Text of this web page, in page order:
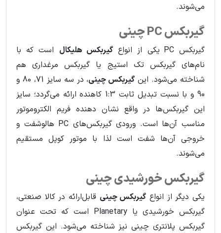
می‌شوند.
گیربکس PC چینی
گیربکس PC یکی از انواعگیربکس هلیکال است که با
نام‌های گیربکس تک استیج یا گیربکس مرغداری هم
شناخته می‌شود. این گیربکس‌ چینی
، در سه سایز 71، 80 و
90 و با نسبت تبدیل ثابت 1:3 کاهنده ارائه می‌گردد؛ سایز
این گیربکس‌ها در واقع نشان دهنده فریم الکتروموتور
مناسب آن‌ها است. ورودی گیربکس‌های PC هالوشفت و
خروجی آن‌ها شفت است لذا با موتور کوپل مستقیم
می‌شوند.
گیربکس خورشیدی چینی
یکی دیگر از انواع گیربکس چینی قابل‌ارائه در کالا صنعتی،
گیربکس‌ خورشیدی یا Planetary است که تحت عنوان
گیربکس پلانتری چینی نیز شناخته می‌شود. این گیربکس